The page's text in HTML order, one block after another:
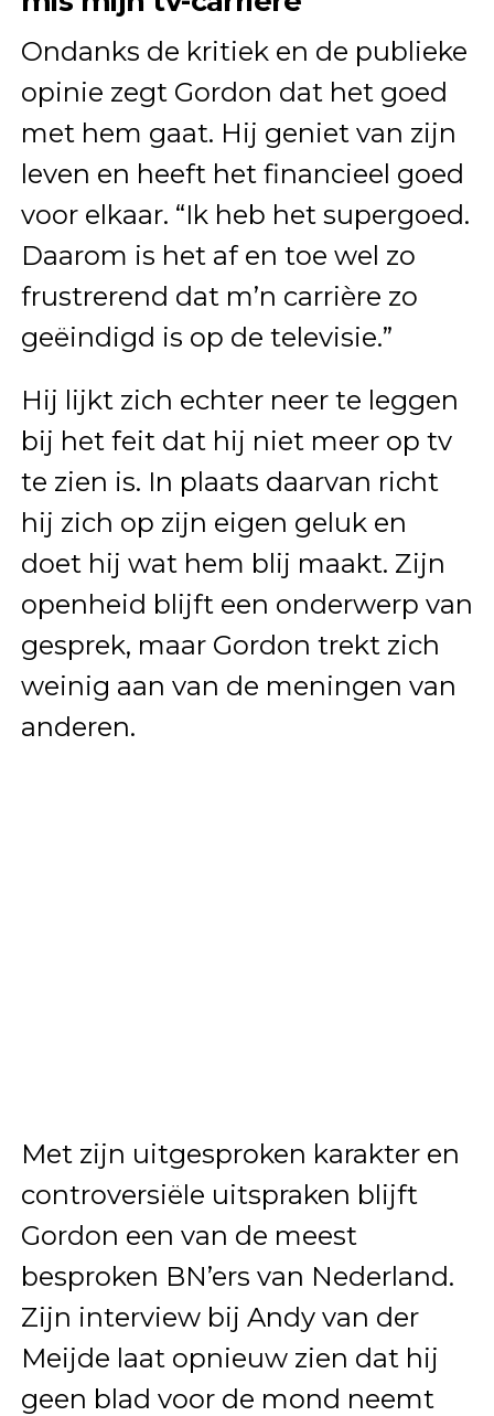
Ondanks de kritiek en de publieke
opinie zegt Gordon dat het goed
met hem gaat. Hij geniet van zijn
leven en heeft het financieel goed
voor elkaar. “Ik heb het supergoed.
Daarom is het af en toe wel zo
frustrerend dat m’n carrière zo
geëindigd is op de televisie.”
Hij lijkt zich echter neer te leggen
bij het feit dat hij niet meer op tv
te zien is. In plaats daarvan richt
hij zich op zijn eigen geluk en
doet hij wat hem blij maakt. Zijn
openheid blijft een onderwerp van
gesprek, maar Gordon trekt zich
weinig aan van de meningen van
anderen.
Met zijn uitgesproken karakter en
controversiële uitspraken blijft
Gordon een van de meest
besproken BN’ers van Nederland.
Zijn interview bij Andy van der
Meijde laat opnieuw zien dat hij
geen blad voor de mond neemt